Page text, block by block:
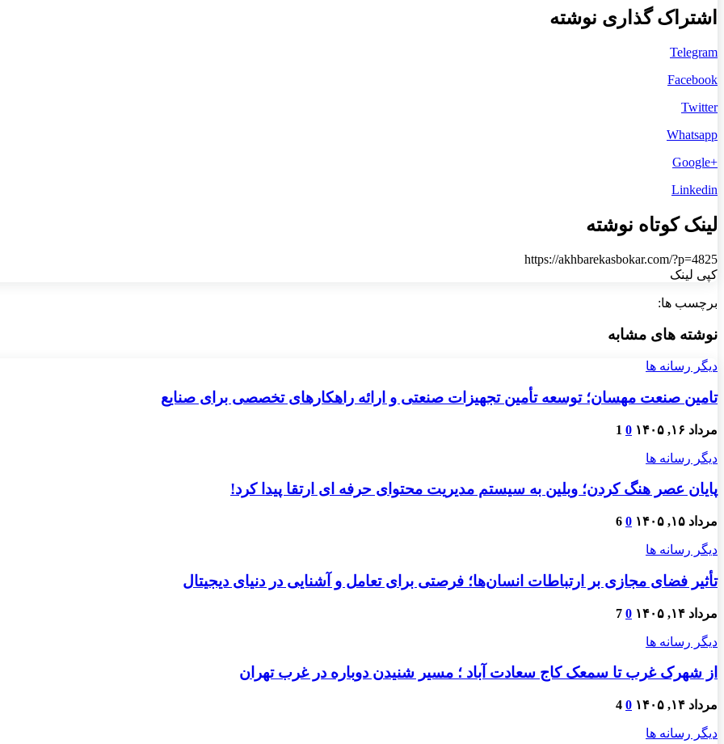
اشتراک گذاری نوشته
Telegram
Facebook
Twitter
Whatsapp
+Google
Linkedin
لینک کوتاه نوشته
https://akhbarekasbokar.com/?p=4825
کپی لینک
برچسب ها:
نوشته های مشابه
دیگر رسانه ها
تامین صنعت مهسان؛ توسعه تأمین تجهیزات صنعتی و ارائه راهکارهای تخصصی برای صنایع
مرداد ۱۶, ۱۴۰۵ 0
1
دیگر رسانه ها
پایان عصر هنگ کردن؛ وبلین به سیستم مدیریت محتوای حرفه ای ارتقا پیدا کرد!
مرداد ۱۵, ۱۴۰۵ 0
6
دیگر رسانه ها
تأثیر فضای مجازی بر ارتباطات انسان‌ها؛ فرصتی برای تعامل و آشنایی در دنیای دیجیتال
مرداد ۱۴, ۱۴۰۵ 0
7
دیگر رسانه ها
از شهرک غرب تا سمعک کاج سعادت آباد ؛ مسیر شنیدن دوباره در غرب تهران
مرداد ۱۴, ۱۴۰۵ 0
4
دیگر رسانه ها